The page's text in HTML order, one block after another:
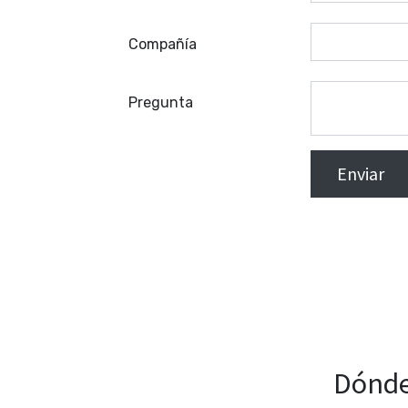
Compañía
Pregunta
Enviar
C/. Vilablareix, s/